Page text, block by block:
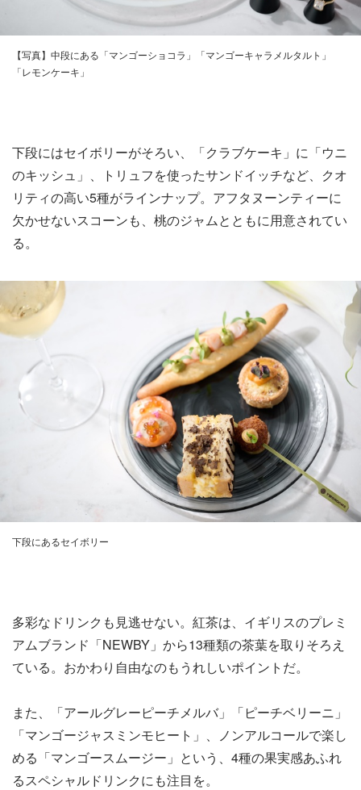
【写真】中段にある「マンゴーショコラ」「マンゴーキャラメルタルト」
「レモンケーキ」
下段にはセイボリーがそろい、「クラブケーキ」に「ウニ
のキッシュ」、トリュフを使ったサンドイッチなど、クオ
リティの高い5種がラインナップ。アフタヌーンティーに
欠かせないスコーンも、桃のジャムとともに用意されてい
る。
下段にあるセイボリー
多彩なドリンクも見逃せない。紅茶は、イギリスのプレミ
アムブランド「NEWBY」から13種類の茶葉を取りそろえ
ている。おかわり自由なのもうれしいポイントだ。
また、「アールグレーピーチメルバ」「ピーチベリーニ」
「マンゴージャスミンモヒート」、ノンアルコールで楽し
める「マンゴースムージー」という、4種の果実感あふれ
るスペシャルドリンクにも注目を。